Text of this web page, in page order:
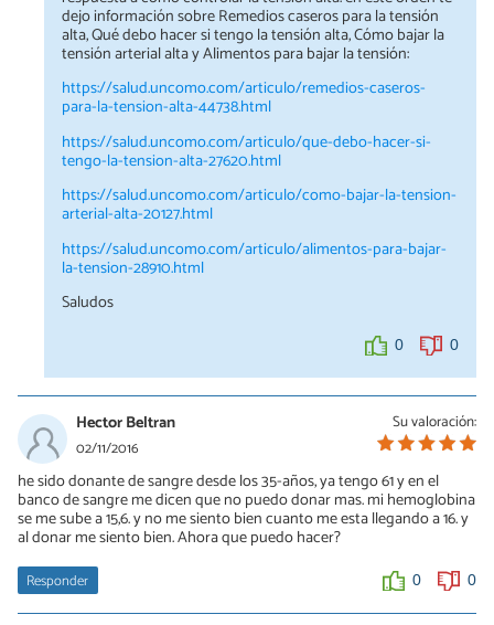
dejo información sobre Remedios caseros para la tensión
alta, Qué debo hacer si tengo la tensión alta, Cómo bajar la
tensión arterial alta y Alimentos para bajar la tensión:
https://salud.uncomo.com/articulo/remedios-caseros-
para-la-tension-alta-44738.html
https://salud.uncomo.com/articulo/que-debo-hacer-si-
tengo-la-tension-alta-27620.html
https://salud.uncomo.com/articulo/como-bajar-la-tension-
arterial-alta-20127.html
https://salud.uncomo.com/articulo/alimentos-para-bajar-
la-tension-28910.html
Saludos
0 0
Su valoración:
Hector Beltran
02/11/2016
he sido donante de sangre desde los 35-años, ya tengo 61 y en el
banco de sangre me dicen que no puedo donar mas. mi hemoglobina
se me sube a 15,6. y no me siento bien cuanto me esta llegando a 16. y
al donar me siento bien. Ahora que puedo hacer?
Responder 0 0